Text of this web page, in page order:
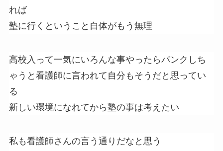
れば
塾に行くということ自体がもう無理
高校入って一気にいろんな事やったらパンクしち
ゃうと看護師に言われて自分もそうだと思ってい
る
新しい環境になれてから塾の事は考えたい
私も看護師さんの言う通りだなと思う